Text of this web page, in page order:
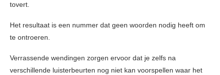
tovert.
Het resultaat is een nummer dat geen woorden nodig heeft om
te ontroeren.
Verrassende wendingen zorgen ervoor dat je zelfs na
verschillende luisterbeurten nog niet kan voorspellen waar het